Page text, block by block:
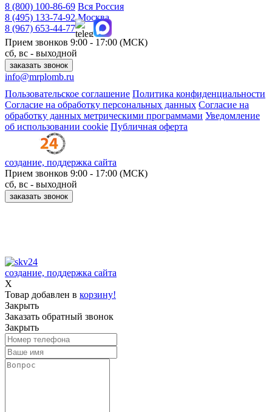
8 (800) 100-86-69 Вся Россия
8 (495) 133-74-92 Москва
8 (967) 653-44-77
Прием звонков 9:00 - 17:00 (МСК)
сб, вс - выходной
заказать звонок
info@mrplomb.ru
Пользовательское соглашение Политика конфиденциальности
Согласие на обработку персональных данных Согласие на
обработку данных метрическими программами Уведомление
об использовании cookie Публичная оферта
создание, поддержка сайта
Прием звонков 9:00 - 17:00 (МСК)
сб, вс - выходной
заказать звонок
создание, поддержка сайта
X
Товар добавлен в корзину!
Закрыть
Заказать обратный звонок
Закрыть